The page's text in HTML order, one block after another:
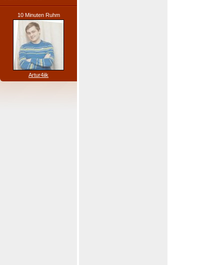
10 Minuten Ruhm
Artur4iik